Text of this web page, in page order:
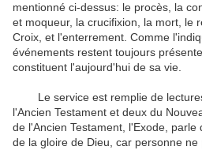
mentionné ci-dessus: le procès la
et moqueur, la crucifixion la mort le
Croix et l'enterrement Comme l'
événements restent toujours présente
constituent l'aujourd'hui de sa vie
Le service est remplie de
l'Ancien Testament et deux du
de l'Ancien Testament l'Exode parle
de la gloire de Dieu, car personne ne